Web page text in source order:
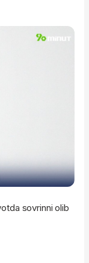
sovrinni olib